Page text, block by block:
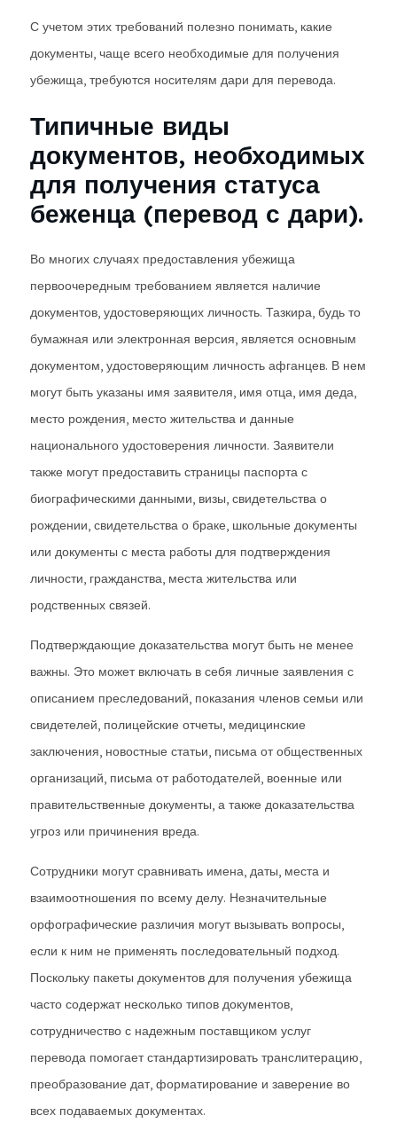
С учетом этих требований полезно понимать, какие
документы, чаще всего необходимые для получения
убежища, требуются носителям дари для перевода.
Типичные виды
документов, необходимых
для получения статуса
беженца (перевод с дари).
Во многих случаях предоставления убежища
первоочередным требованием является наличие
документов, удостоверяющих личность. Тазкира, будь то
бумажная или электронная версия, является основным
документом, удостоверяющим личность афганцев. В нем
могут быть указаны имя заявителя, имя отца, имя деда,
место рождения, место жительства и данные
национального удостоверения личности. Заявители
также могут предоставить страницы паспорта с
биографическими данными, визы, свидетельства о
рождении, свидетельства о браке, школьные документы
или документы с места работы для подтверждения
личности, гражданства, места жительства или
родственных связей.
Подтверждающие доказательства могут быть не менее
важны. Это может включать в себя личные заявления с
описанием преследований, показания членов семьи или
свидетелей, полицейские отчеты, медицинские
заключения, новостные статьи, письма от общественных
организаций, письма от работодателей, военные или
правительственные документы, а также доказательства
угроз или причинения вреда.
Сотрудники могут сравнивать имена, даты, места и
взаимоотношения по всему делу. Незначительные
орфографические различия могут вызывать вопросы,
если к ним не применять последовательный подход.
Поскольку пакеты документов для получения убежища
часто содержат несколько типов документов,
сотрудничество с надежным поставщиком услуг
перевода помогает стандартизировать транслитерацию,
преобразование дат, форматирование и заверение во
всех подаваемых документах.